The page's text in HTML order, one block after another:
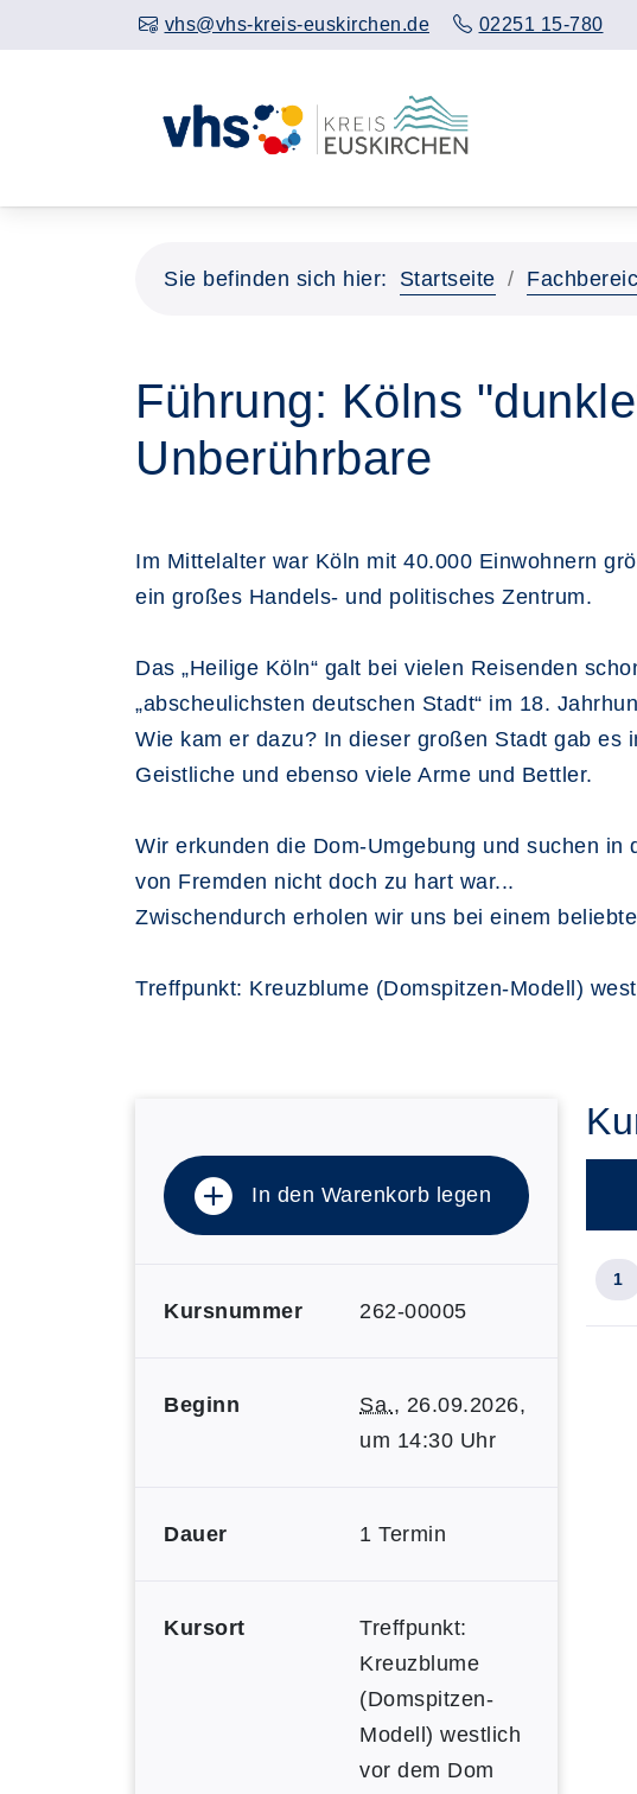
vhs@vhs-kreis-euskirchen.de 02251 15-780
Sie befinden sich hier: Startseite
Führung: Kölns
Unberührbare
Im Mittelalter war Köln mit 40.000 Einwohnern
ein großes Handels- und politisches Zentrum.
Das „Heilige Köln“ galt bei vielen Reisenden
„abscheulichsten deutschen Stadt“ im 18.
Wie kam er dazu? In dieser großen Stadt gab es
Geistliche und ebenso viele Arme und Bettler.
Wir erkunden die Dom-Umgebung und suchen
von Fremden nicht doch zu hart war...
Zwischendurch erholen wir uns bei einem
Treffpunkt: Kreuzblume (Domspitzen-Modell)
In den Warenkorb legen
Kursnummer 262-00005
Beginn Sa., 26.09.2026,
um 14:30 Uhr
Dauer 1 Termin
Kursort
Treffpunkt:
Kreuzblume
(Domspitzen-
Modell) westlich
vor dem Dom
1